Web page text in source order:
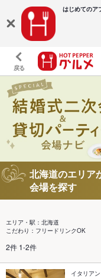
はじめてのア
戻る
北海道のエリア
会場を探す
エリア・駅：北海道
こだわり：フリードリンクOK
2件 1-2件
イタリア